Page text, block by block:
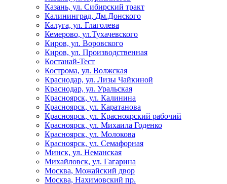
Казань, ул. Сибирский тракт
Калининград, Дм.Донского
Калуга, ул. Глаголева
Кемерово, ул.Тухачевского
Киров, ул. Воровского
Киров, ул. Производственная
Костанай-Тест
Кострома, ул. Волжская
Краснодар, ул. Лизы Чайкиной
Краснодар, ул. Уральская
Красноярск, ул. Калинина
Красноярск, ул. Каратанова
Красноярск, ул. Красноярский рабочий
Красноярск, ул. Михаила Годенко
Красноярск, ул. Молокова
Красноярск, ул. Семафорная
Минск, ул. Неманская
Михайловск, ул. Гагарина
Москва, Можайский двор
Москва, Нахимовский пр.